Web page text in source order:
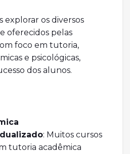
explorar os diversos
oferecidos pelas
foco em tutoria,
e psicológicas,
dos alunos.
: Muitos cursos
tutoria acadêmica